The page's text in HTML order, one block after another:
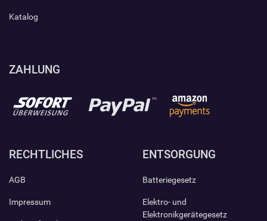
Katalog
ZAHLUNG
RECHTLICHES
AGB
Impressum
ENTSORGUNG
Batteriegesetz
Elektro- und
Elektronikgerätegesetz